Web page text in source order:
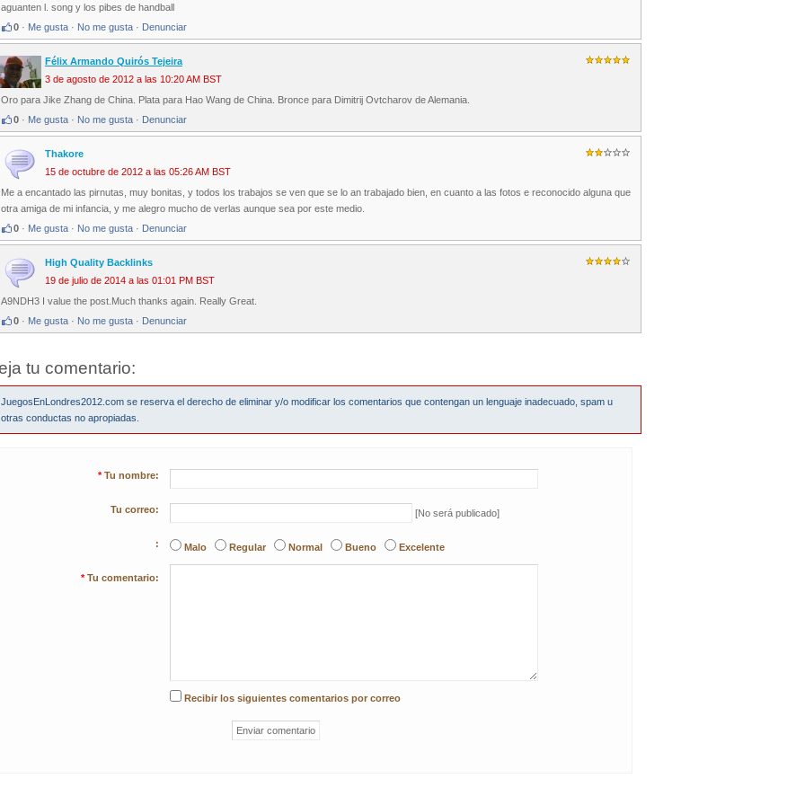
aguanten l. song y los pibes de handball
0 · Me gusta · No me gusta · Denunciar
Félix Armando Quirós Tejeira
3 de agosto de 2012 a las 10:20 AM BST
Oro para Jike Zhang de China. Plata para Hao Wang de China. Bronce para Dimitrij Ovtcharov de Alemania.
0 · Me gusta · No me gusta · Denunciar
Thakore
15 de octubre de 2012 a las 05:26 AM BST
Me a encantado las pirnutas, muy bonitas, y todos los trabajos se ven que se lo an trabajado bien, en cuanto a las fotos e reconocido alguna que
otra amiga de mi infancia, y me alegro mucho de verlas aunque sea por este medio.
0 · Me gusta · No me gusta · Denunciar
High Quality Backlinks
19 de julio de 2014 a las 01:01 PM BST
A9NDH3 I value the post.Much thanks again. Really Great.
0 · Me gusta · No me gusta · Denunciar
tu comentario:
JuegosEnLondres2012.com se reserva el derecho de eliminar y/o modificar los comentarios que contengan un lenguaje inadecuado, spam u
otras conductas no apropiadas.
* Tu nombre:
Tu correo: [No será publicado]
: Malo Regular Normal Bueno Excelente
* Tu comentario:
Recibir los siguientes comentarios por correo